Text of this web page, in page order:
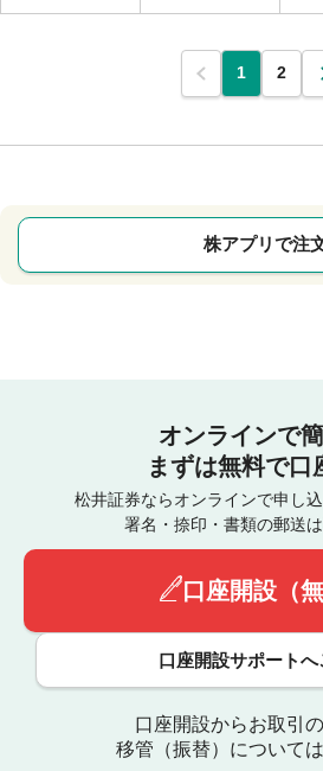
1 2
株アプリで注
オンラインで簡
まずは無料で口
松井証券ならオンラインで申し込
署名・捺印・書類の郵送は
口座開設（無
口座開設サポートへ
口座開設からお取引
移管（振替）について